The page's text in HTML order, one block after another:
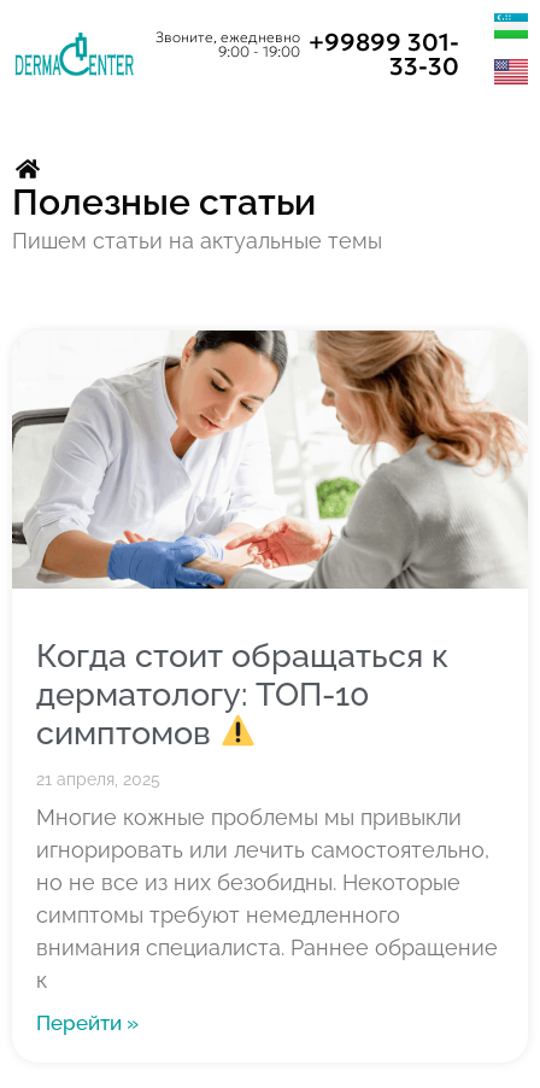
Звоните, ежедневно
9:00 - 19:00 +99899 301-
33-30
Полезные статьи
Пишем статьи на актуальные темы
Когда стоит обращаться к
дерматологу: ТОП-10
симптомов
21 апреля, 2025
Многие кожные проблемы мы привыкли
игнорировать или лечить самостоятельно,
но не все из них безобидны. Некоторые
симптомы требуют немедленного
внимания специалиста. Раннее обращение
к
Перейти »